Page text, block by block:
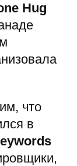
Hug
что
в